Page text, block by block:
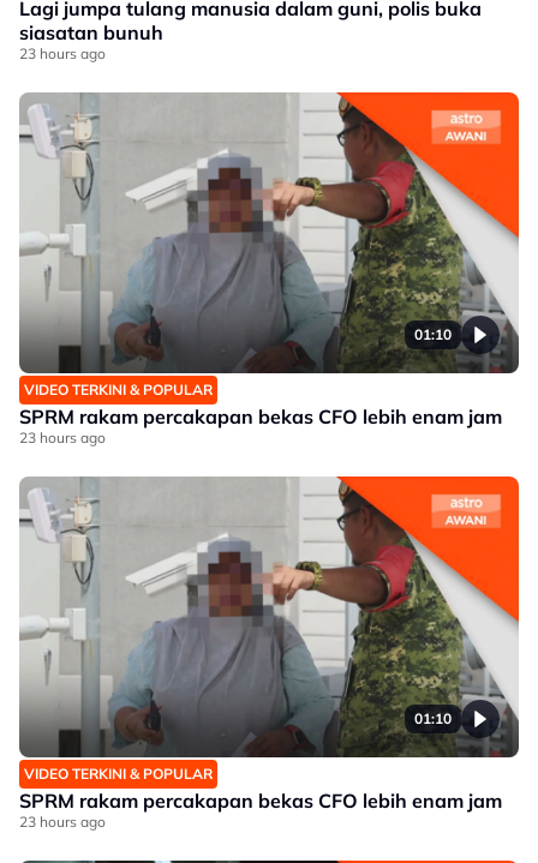
Lagi jumpa tulang manusia dalam guni, polis buka
siasatan bunuh
23 hours ago
01:10
VIDEO TERKINI & POPULAR
SPRM rakam percakapan bekas CFO lebih enam jam
23 hours ago
01:10
VIDEO TERKINI & POPULAR
SPRM rakam percakapan bekas CFO lebih enam jam
23 hours ago